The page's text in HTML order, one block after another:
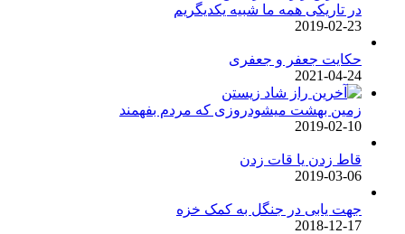
در تاریکی همه ما شبیه یکدیگریم
2019-02-23
حکایت جعفر و جعفری
2021-04-24
زمین بهشت میشودروزی که مردم بفهمند
2019-02-10
قاط زدن یا قات زدن
2019-03-06
جهت یابی در جنگل به کمک خزه
2018-12-17